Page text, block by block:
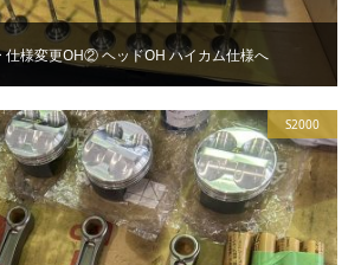
仕様変更OH② ヘッドOH ハイカム仕様へ
S2000